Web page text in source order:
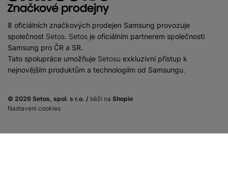
8 oficiálních značkových prodejen Samsung provozuje
společnost Setos. Setos je oficiálním partnerem společnosti
Samsung pro ČR a SR.
Tato spolupráce umožňuje Setosu exkluzivní přístup k
nejnovějším produktům a technologiím od Samsungu.
Nastavení cookies
© 2026 Setos, spol. s r.o. / běží na Shopio